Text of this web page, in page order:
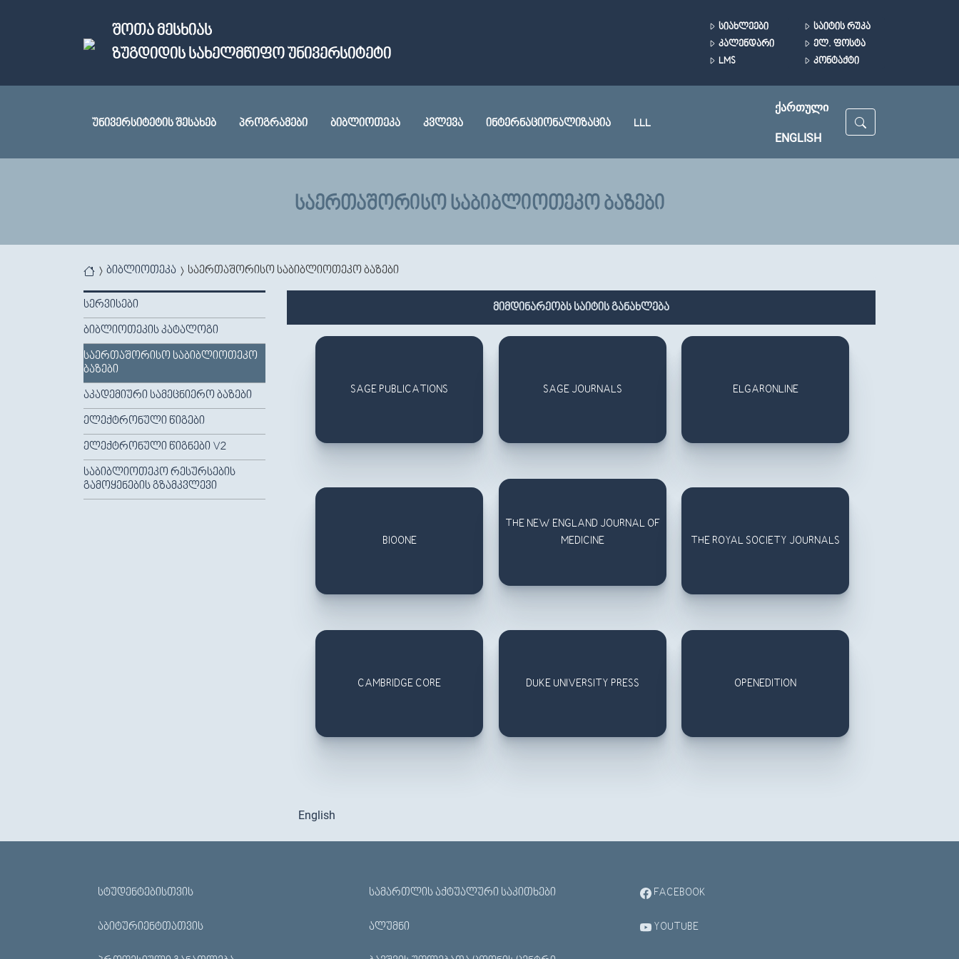
ᲨᲝᲗᲐ ᲛᲔᲡᲮᲘᲐᲡ
ᲖᲣᲒᲓᲘᲓᲘᲡ ᲡᲐᲮᲔᲚᲛᲬᲘᲤᲝ ᲣᲜᲘᲕᲔᲠᲡᲘᲢᲔᲢᲘ
ᲡᲘᲐᲮᲚᲔᲔᲑᲘ
ᲙᲐᲚᲔᲜᲓᲐᲠᲘ
LMS
ᲡᲐᲘᲢᲘᲡ ᲠᲣᲙᲐ
ᲔᲚ. ᲤᲝᲡᲢᲐ
ᲙᲝᲜᲢᲐᲥᲢᲘ
ᲣᲜᲘᲕᲔᲠᲡᲘᲢᲔᲢᲘᲡ ᲨᲔᲡᲐᲮᲔᲑ ᲞᲠᲝᲒᲠᲐᲛᲔᲑᲘ ᲑᲘᲑᲚᲘᲝᲗᲔᲙᲐ ᲙᲕᲚᲔᲕᲐ ᲘᲜᲢᲔᲠᲜᲐᲪᲘᲝᲜᲐᲚᲘᲖᲐᲪᲘᲐ LLL
ᲥᲐᲠᲗᲣᲚᲘ
ENGLISH
ᲡᲐᲔᲠᲗᲐᲨᲝᲠᲘᲡᲝ ᲡᲐᲑᲘᲑᲚᲘᲝᲗᲔᲙᲝ ᲑᲐᲖᲔᲑᲘ
You are here
ბიბლიოთეკა საერთაშორისო საბიბლიოთეკო ბაზები
ᲡᲔᲠᲕᲘᲡᲔᲑᲘ
ᲑᲘᲑᲚᲘᲝᲗᲔᲙᲘᲡ ᲙᲐᲢᲐᲚᲝᲒᲘ
ᲡᲐᲔᲠᲗᲐᲨᲝᲠᲘᲡᲝ ᲡᲐᲑᲘᲑᲚᲘᲝᲗᲔᲙᲝ
ᲑᲐᲖᲔᲑᲘ
ᲐᲙᲐᲓᲔᲛᲘᲣᲠᲘ ᲡᲐᲛᲔᲪᲜᲘᲔᲠᲝ ᲑᲐᲖᲔᲑᲘ
ᲔᲚᲔᲥᲢᲠᲝᲜᲣᲚᲘ ᲬᲘᲒᲔᲑᲘ
ᲔᲚᲔᲥᲢᲠᲝᲜᲣᲚᲘ ᲬᲘᲒᲜᲔᲑᲘ V2
ᲡᲐᲑᲘᲑᲚᲘᲝᲗᲔᲙᲝ ᲠᲔᲡᲣᲠᲡᲔᲑᲘᲡ
ᲒᲐᲛᲝᲧᲔᲜᲔᲑᲘᲡ ᲒᲖᲐᲛᲙᲕᲚᲔᲕᲘ
მიმდინარეობს საიტის განახლება
SAGE PUBLICATIONS SAGE JOURNALS ELGARONLINE
BIOONE
THE NEW ENGLAND JOURNAL OF
MEDICINE
THE ROYAL SOCIETY JOURNALS
CAMBRIDGE CORE DUKE UNIVERSITY PRESS OPENEDITION
English
ᲡᲢᲣᲓᲔᲜᲢᲔᲑᲘᲡᲗᲕᲘᲡ
ᲐᲑᲘᲢᲣᲠᲘᲔᲜᲢᲗᲐᲗᲕᲘᲡ
ᲡᲐᲛᲐᲠᲗᲚᲘᲡ ᲐᲥᲢᲣᲐᲚᲣᲠᲘ ᲡᲐᲙᲘᲗᲮᲔᲑᲘ
ᲐᲚᲣᲛᲜᲘ
FACEBOOK
YOUTUBE